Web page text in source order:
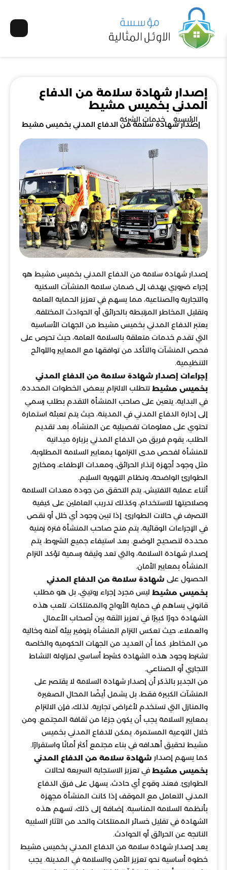
إصدار شهادة سلامة من الدفاع
المدني بخميس مشيط
الرئيسية خدمات الشركة
إصدار شهادة سلامة من الدفاع المدني بخميس مشيط
إصدار شهادة سلامة من الدفاع المدني بخميس مشيط هو
إجراء ضروري يهدف إلى ضمان سلامة المنشآت السكنية
والتجارية والصناعية، مما يسهم في تعزيز الحماية العامة
وتقليل المخاطر المرتبطة بالحرائق أو الحوادث المختلفة.
يعتبر الدفاع المدني بخميس مشيط من الجهات الأساسية
التي تقدم خدمات متعلقة بالسلامة العامة، حيث تحرص على
فحص المنشآت والتأكد من توافقها مع المعايير واللوائح
التنظيمية.
إجراءات إصدار شهادة سلامة من الدفاع المدني
بخميس مشيطتتطلب الالتزام ببعض الخطوات المحددة.
في البداية، يتعين على صاحب المنشأة التقدم بطلب رسمي
إلى إدارة الدفاع المدني في المدينة، حيث يتم تعبئة استمارة
تحتوي على معلومات تفصيلية عن المنشأة. بعد تقديم
الطلب، يقوم فريق من الدفاع المدني بزيارة ميدانية
للمنشأة لفحص مدى التزامها بمعايير السلامة المطلوبة،
مثل وجود أجهزة إنذار الحرائق، ومعدات الإطفاء، ومخارج
الطوارئ الواضحة، ونظام التهوية السليم.
أثناء عملية التفتيش، يتم التحقق من جودة معدات السلامة
وصلاحيتها للاستخدام، وكذلك تدريب العاملين على كيفية
التصرف في حالات الطوارئ. إذا تبين وجود أي خلل أو نقص
في الإجراءات الوقائية، يتم منح صاحب المنشأة فترة زمنية
محددة لتصحيح الوضع. بعد استيفاء جميع الشروط، يتم
إصدار شهادة السلامة، والتي تعد وثيقة رسمية تؤكد التزام
المنشأة بمعايير الأمان.
الحصول على شهادة سلامة من الدفاع المدني
بخميس مشيط ليس مجرد إجراء روتيني، بل هو مطلب
قانوني يساهم في حماية الأرواح والممتلكات. تلعب هذه
الشهادة دورًا كبيرًا في تعزيز الثقة بين أصحاب الأعمال
والعملاء، حيث تعكس التزام المنشأة بتوفير بيئة آمنة وخالية
من المخاطر. كما أن العديد من الجهات الحكومية والخاصة
تشترط وجود هذه الشهادة كشرط أساسي لمزاولة النشاط
التجاري أو الصناعي.
من الجدير بالذكر أن إصدار شهادة السلامة لا يقتصر على
المنشآت الكبيرة فقط، بل يشمل أيضًا المحال الصغيرة
والمنازل التي تستخدم لأغراض تجارية. لذلك، فإن الالتزام
بمعايير السلامة يجب أن يكون جزءًا من ثقافة المجتمع. ومن
خلال التوعية المستمرة، يمكن للدفاع المدني بخميس
مشيط تحقيق أهدافه في بناء مجتمع أكثر أمانًا واستقرارًا.
كما يسهم إصدار شهادة سلامة من الدفاع المدني
بخميس مشيط في تعزيز الاستجابة السريعة لحالات
الطوارئ. فعند وقوع أي حادث، يسهل على فرق الدفاع
المدني التعامل مع الموقف إذا كانت المنشأة مجهزة
بأنظمة السلامة المناسبة. إضافة إلى ذلك، تسهم هذه
الشهادة في تقليل خسائر الممتلكات والحد من الآثار السلبية
الناتجة عن الحرائق أو الحوادث.
يعد إصدار شهادة سلامة من الدفاع المدني بخميس مشيط
خطوة أساسية نحو تعزيز الأمن والسلامة في المدينة. يجب